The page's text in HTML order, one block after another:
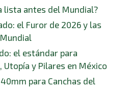
lista antes del Mundial?
el Furor de 2026 y las
el estándar para
Utopía y Pilares en México
para Canchas del